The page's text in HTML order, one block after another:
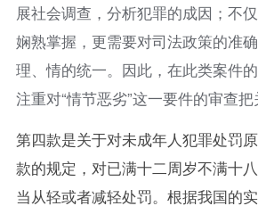
展社会调查，分析犯罪的成因；不
娴熟掌握，更需要对司法政策的准确
理、情的统一。因此，在此类案件
注重对“情节恶劣”这一要件的审查把
第四款是关于对未成年人犯罪处罚
款的规定，对已满十二周岁不满十
当从轻或者减轻处罚。根据我国的